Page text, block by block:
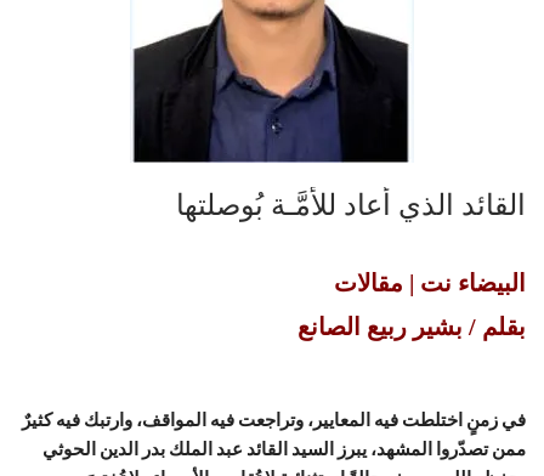
القائد الذي أعاد للأُمَّـة بُوصلتها
البيضاء نت | مقالات
بقلم / بشير ربيع الصانع
في زمنٍ اختلطت فيه المعايير، وتراجعت فيه المواقف، وارتبك فيه كثيرٌ
ممن تصدّروا المشهد، يبرز السيد القائد عبد الملك بدر الدين الحوثي